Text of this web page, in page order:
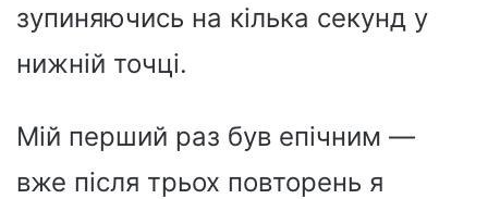
зупиняючись на кілька секунд у
нижній точці.
Мій перший раз був епічним —
вже після трьох повторень я